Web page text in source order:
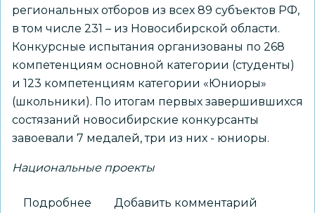
региональных отборов из всех 89 субъектов РФ,
в том числе 231 – из Новосибирской области.
Конкурсные испытания организованы по 268
компетенциям основной категории (студенты)
и 123 компетенциям категории «Юниоры»
(школьники). По итогам первых завершившихся
состязаний новосибирские конкурсанты
завоевали 7 медалей, три из них - юниоры.
Национальные проекты
Подробнее Добавить комментарий